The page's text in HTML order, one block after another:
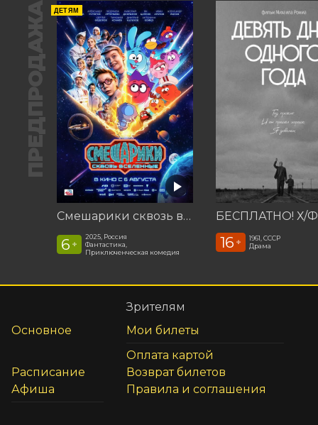
ПРЕДПРОДАЖА ДЕТЯМ
Смешарики сквозь вселенные
6 +
2025, Россия
Фантастика,
Приключенческая комедия
16 +
1961, СССР
Драма
Основное
Расписание
Афиша
Зрителям
Мои билеты
Оплата картой
Возврат билетов
Правила и соглашения